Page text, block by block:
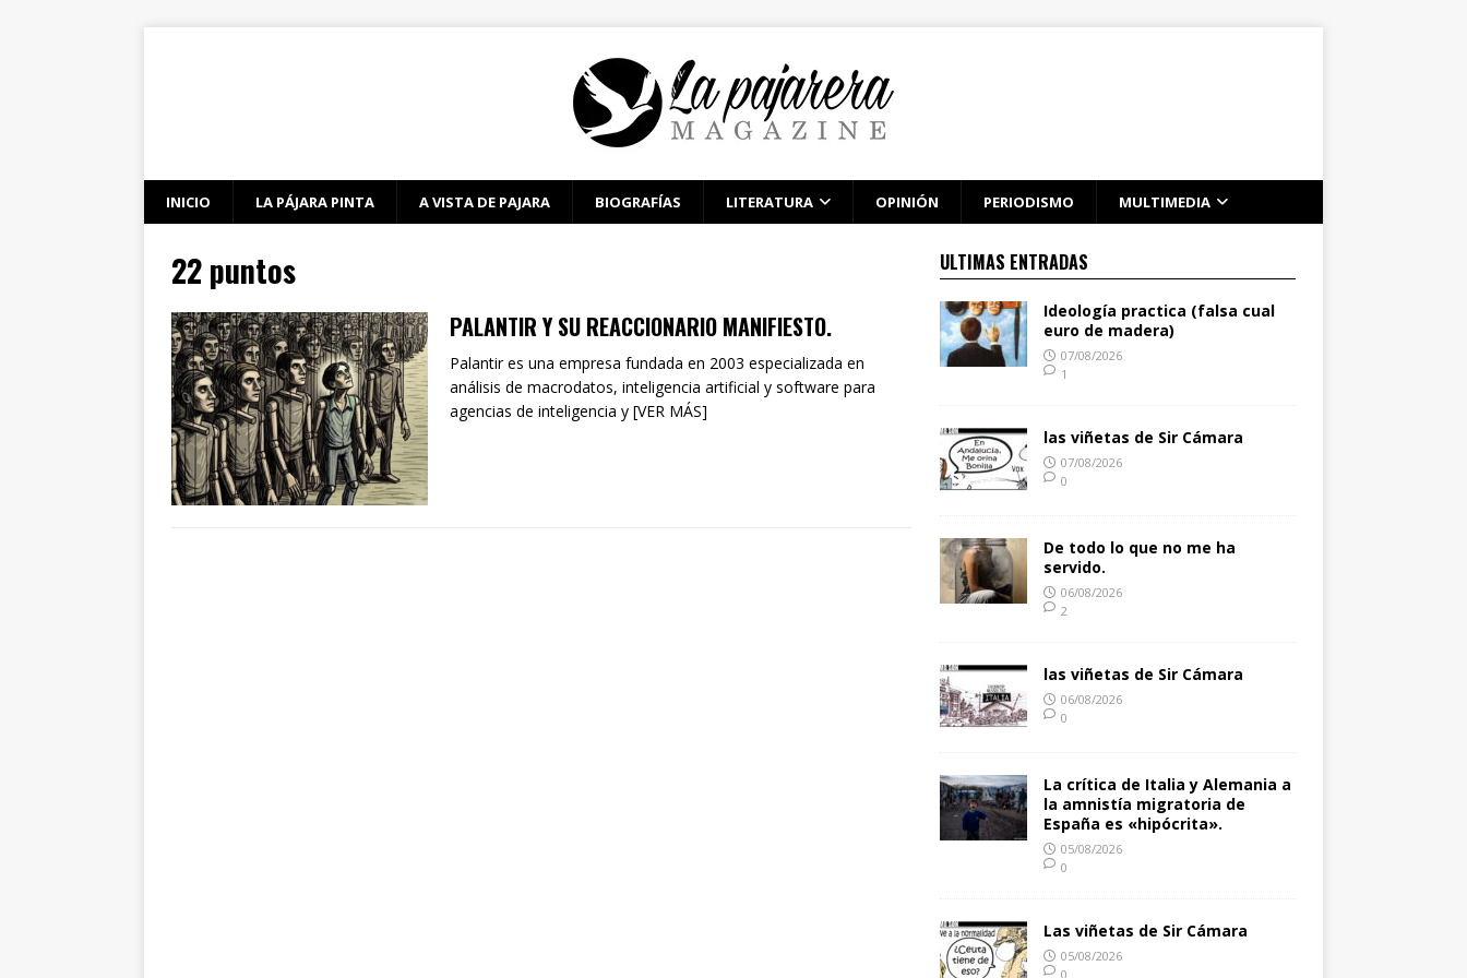
INICIO LA PÁJARA PINTA A VISTA DE PAJARA BIOGRAFÍAS LITERATURA OPINIÓN PERIODISMO MULTIMEDIA
22 puntos
PALANTIR Y SU REACCIONARIO MANIFIESTO.
Palantir es una empresa fundada en 2003 especializada en
análisis de macrodatos, inteligencia artificial y software para
agencias de inteligencia y [VER MÁS]
ULTIMAS ENTRADAS
Ideología practica (falsa cual
euro de madera)
07/08/2026
1
las viñetas de Sir Cámara
07/08/2026
0
De todo lo que no me ha
servido.
06/08/2026
2
las viñetas de Sir Cámara
06/08/2026
0
La crítica de Italia y Alemania a
la amnistía migratoria de
España es «hipócrita».
05/08/2026
0
Las viñetas de Sir Cámara
05/08/2026
0